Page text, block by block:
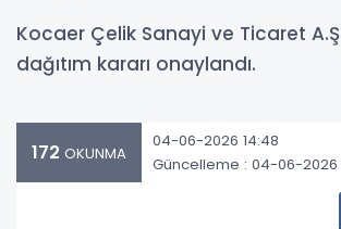
Kocaer Çelik Sanayi ve Ticaret
dağıtım kararı onaylandı.
172 OKUNMA
04-06-2026 14:48
Güncelleme : 04-06-2026